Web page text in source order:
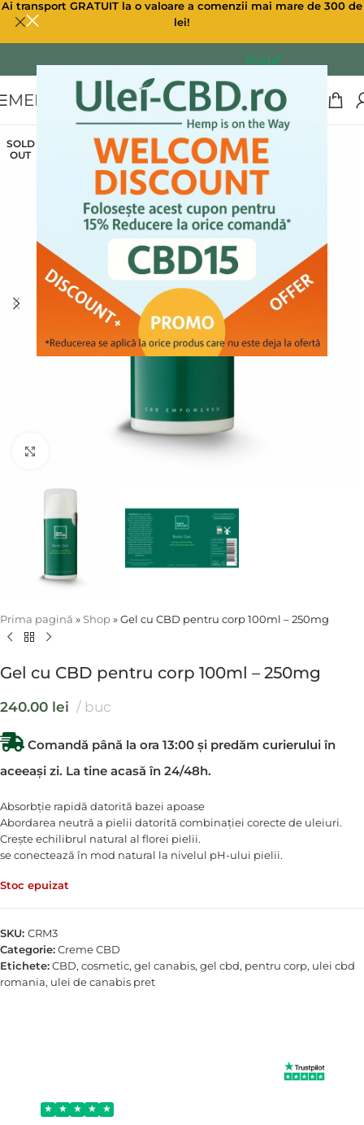
Ai transport GRATUIT la o valoare a comenzii mai mare de 300 de
lei!
Blog
MENU
SOLD
OUT
Prima pagină »Shop»Gel cu CBD pentru corp 100ml – 250mg
Gel cu CBD pentru corp 100ml – 250mg
240.00 lei buc
Comandă până la ora 13:00 și predăm curierului în
aceeași zi. La tine acasă în 24/48h.
Absorbție rapidă datorită bazei apoase
Abordarea neutră a pielii datorită combinației corecte de uleiuri.
Crește echilibrul natural al florei pielii.
se conectează în mod natural la nivelul pH-ului pielii.
Stoc epuizat
SKU: CRM3
Categorie:Creme CBD
Etichete:CBD, cosmetic, gel canabis, gel cbd, pentru corp, ulei cbd
romania, ulei de canabis pret